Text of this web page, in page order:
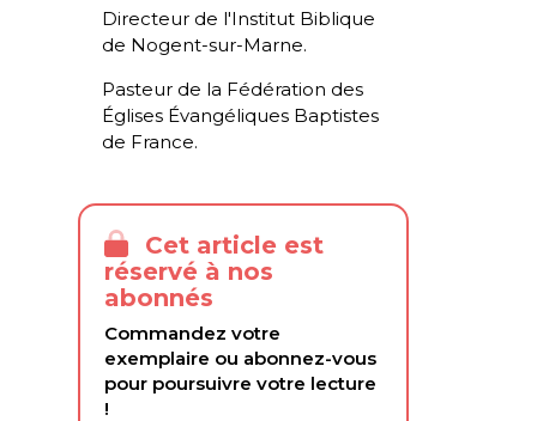
Directeur de l'Institut Biblique
de Nogent-sur-Marne.
Pasteur de la Fédération des
Églises Évangéliques Baptistes
de France.
Cet article est
réservé à nos
abonnés
Commandez votre
exemplaire ou abonnez-vous
pour poursuivre votre lecture
!